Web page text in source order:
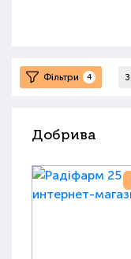
Фільтри 4
Добрива